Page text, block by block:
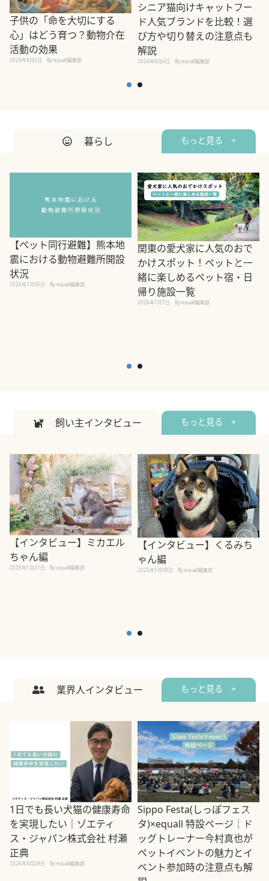
子供の「命を大切にする
心」はどう育つ？動物介在
活動の効果
2026年8月5日 By equall編集部
シニア猫向けキャットフー
ド人気ブランドを比較！選
び方や切り替えの注意点も
解説
2026年8月4日 By equall編集部
暮らし もっと見る +
【ペット同行避難】熊本地
震における動物避難所開設
状況
2026年7月30日 By equall編集部
関東の愛犬家に人気のおで
かけスポット！ペットと一
緒に楽しめるペット宿・日
帰り施設一覧
2026年7月7日 By equall編集部
飼い主インタビュー もっと見る +
【インタビュー】ミカエル
ちゃん編
2025年1月31日 By equall編集部
【インタビュー】くるみち
ゃん編
2025年1月30日 By equall編集部
業界人インタビュー もっと見る +
1日でも長い犬猫の健康寿命
を実現したい｜ゾエティ
ス・ジャパン株式会社 村瀬
正典
2026年5月29日 By equall編集部
Sippo Festa(しっぽフェス
タ)×equall 特設ページ｜ド
ッグトレーナー今村真也が
ペットイベントの魅力とイ
ベント参加時の注意点も解